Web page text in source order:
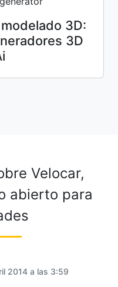
3D:
3D
Velocar,
abierto para
2014 a las 3:59